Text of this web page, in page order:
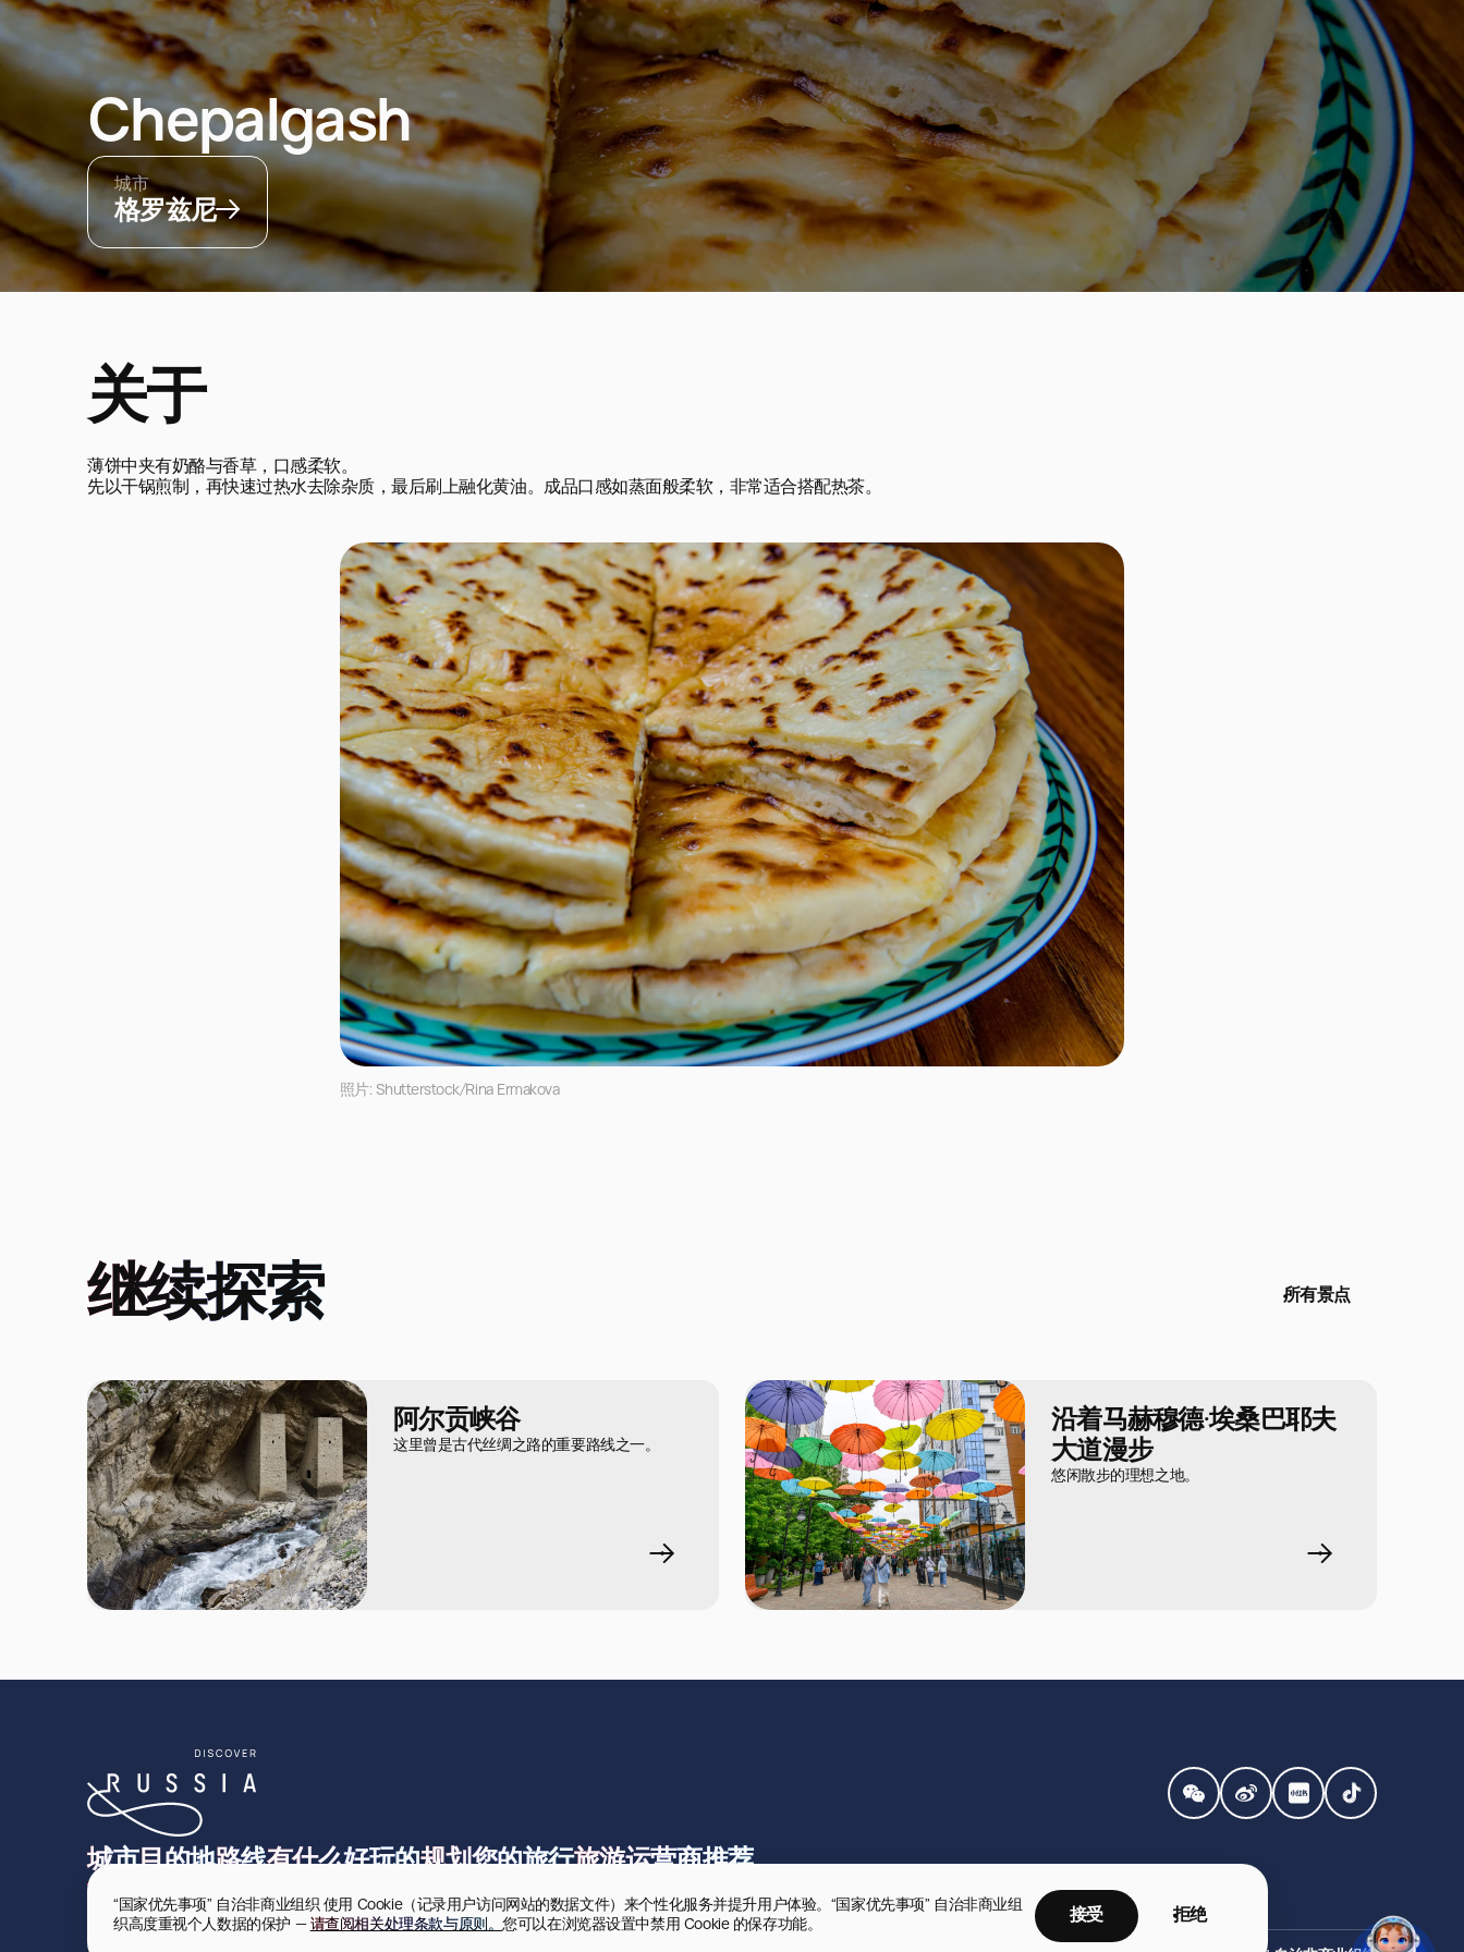
Chepalgash
城市
格罗兹尼
关于
薄饼中夹有奶酪与香草，口感柔软。
先以干锅煎制，再快速过热水去除杂质，最后刷上融化黄油。成品口感如蒸面般柔软，非常适合搭配热茶。
照片: Shutterstock/Rina Ermakova
继续探索 所有景点
阿尔贡峡谷
这里曾是古代丝绸之路的重要路线之一。
沿着马赫穆德·埃桑巴耶夫
大道漫步
悠闲散步的理想之地。
“国家优先事项” 自治非商业组织 使用 Cookie（记录用户访问网站的数据文件）来个性化服务并提升用户体验。“国家优先事项” 自治非商业组
织高度重视个人数据的保护 — 请查阅相关处理条款与原则。您可以在浏览器设置中禁用 Cookie 的保存功能。
接受 拒绝
城市目的地路线有什么好玩的规划您的旅行旅游运营商推荐